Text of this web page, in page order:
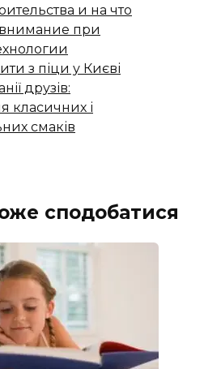
и на что
при
з піци у Києві
друзів:
класичних і
смаків
сподобатися